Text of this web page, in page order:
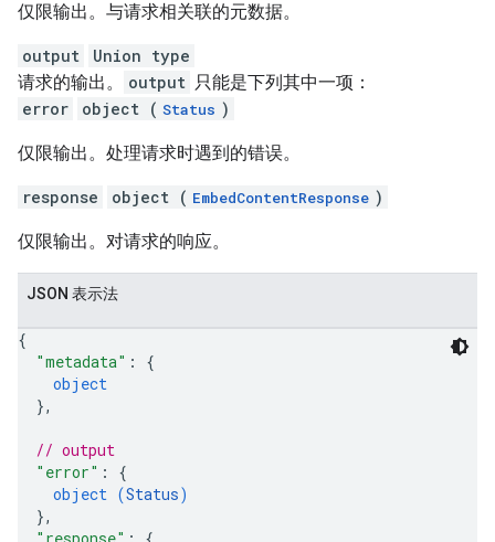
仅限输出。与请求相关联的元数据。
output
Union type
请求的输出。
output 只能是下列其中一项：
error
object ( Status )
仅限输出。处理请求时遇到的错误。
response object ( EmbedContentResponse )
仅限输出。对请求的响应。
JSON 表示法
{
"metadata" : {
object
},
// output
"error" : {
object (Status)
},